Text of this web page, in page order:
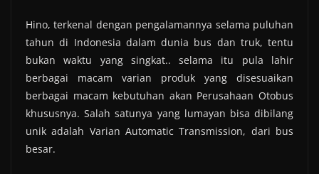
Hino, terkenal dengan pengalamannya selama puluhan
tahun di Indonesia dalam dunia bus dan truk, tentu
bukan waktu yang singkat.. selama itu pula lahir
berbagai macam varian produk yang disesuaikan
berbagai macam kebutuhan akan Perusahaan Otobus
khususnya. Salah satunya yang lumayan bisa dibilang
unik adalah Varian Automatic Transmission, dari bus
besar.